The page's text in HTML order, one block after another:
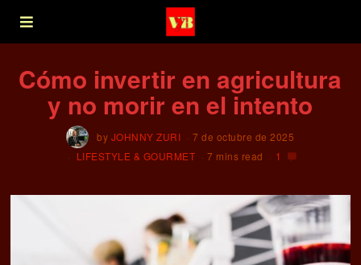
Cómo invertir en agricultura
y no morir en el intento
by JOHNNY ZURI
7 de octubre de 2025
LIFESTYLE & GOURMET
7 mins read 1